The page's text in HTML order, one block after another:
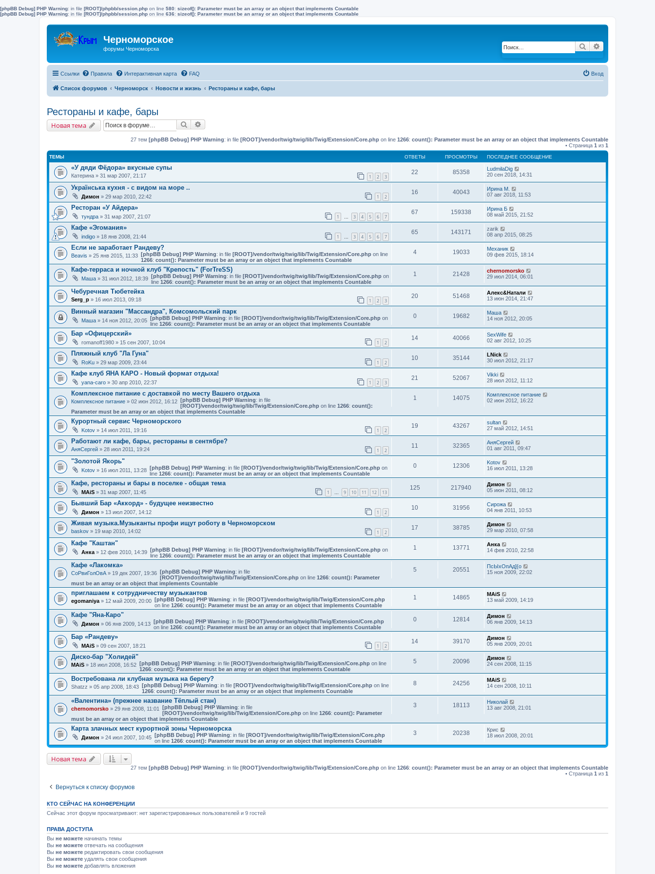
[phpBB Debug] PHP Warning: in file [ROOT]/phpbb/session.php on line 580: sizeof(): Parameter must be an array or an object that implements Countable
[phpBB Debug] PHP Warning: in file [ROOT]/phpbb/session.php on line 636: sizeof(): Parameter must be an array or an object that implements Countable
Черноморское
форумы Черноморска Поиск
Ссылки Правила Интерактивная карта FAQ Вход
Список форумов Черноморск Новости и жизнь Рестораны и кафе, бары
Рестораны и кафе, бары
Новая тема Поиск
27 тем [phpBB Debug] PHP Warning: in file [ROOT]/vendor/twig/twig/lib/Twig/Extension/Core.php on line 1266: count(): Parameter must be an array or an object that implements Countable
• Страница 1 из 1
ТЕМЫ ОТВЕТЫ ПРОСМОТРЫ ПОСЛЕДНЕЕ СООБЩЕНИЕ
«У дяди Фёдора» вкусные супы
Катерина » 31 мар 2007, 21:17 1 2 3
22 85358
LudmilaDig
20 сен 2018, 14:31
Українська кухня - с видом на море ..
Димон » 29 мар 2010, 22:42 1 2
16 40043
Ирина М.
07 авг 2018, 11:53
Ресторан «У Айдера»
тундра » 31 мар 2007, 21:07 1 3 4 5 6 7
67 159338
Ирина Б
08 май 2015, 21:52
Кафе «Эгомания»
indigo » 18 янв 2008, 21:44 1 3 4 5 6 7
65 143171
zarik
08 апр 2015, 08:25
Если не заработает Рандеву?
Beavis » 25 янв 2015, 11:33 [phpBB Debug] PHP Warning: in file [ROOT]/vendor/twig/twig/lib/Twig/Extension/Core.phpon line
1266: count(): Parameter must be an array or an object that implements Countable
4 19033
Механик
09 фев 2015, 18:14
Кафе-терраса и ночной клуб "Крепость" (ForTreSS)
Маша » 31 июл 2012, 18:39 [phpBB Debug] PHP Warning: in file [ROOT]/vendor/twig/twig/lib/Twig/Extension/Core.phpon
line 1266: count(): Parameter must be an array or an object that implements Countable
1 21428
chernomorsko
29 июл 2014, 06:01
Чебуречная Тюбетейка
Serg_p » 16 июл 2013, 09:18 1 2 3
20 51468
Алекс&Натали
13 июн 2014, 21:47
Винный магазин "Массандра", Комсомольский парк
Маша » 14 ноя 2012, 20:05 [phpBB Debug] PHP Warning: in file [ROOT]/vendor/twig/twig/lib/Twig/Extension/Core.phpon
line 1266: count(): Parameter must be an array or an object that implements Countable
0 19682
Маша
14 ноя 2012, 20:05
Бар «Офицерский»
romanoff1980 » 15 сен 2007, 10:04 1 2
14 40066
SexWife
02 авг 2012, 10:25
Пляжный клуб "Ла Гуна"
RoKu » 29 мар 2009, 23:44 1 2
10 35144
LNick
30 июл 2012, 21:17
Кафе клуб ЯНА КАРО - Новый формат отдыха!
yana-caro » 30 апр 2010, 22:37 1 2 3
21 52067
Vikki
28 июл 2012, 11:12
Комплексное питание с доставкой по месту Вашего отдыха
Комплексное питание » 02 июн 2012, 16:12 [phpBB Debug] PHP Warning: in file
[ROOT]/vendor/twig/twig/lib/Twig/Extension/Core.phpon line 1266: count():
Parameter must be an array or an object that implements Countable
1 14075
Комплексное питание
02 июн 2012, 16:22
Курортный сервис Черноморского
Kotov » 14 июл 2011, 19:16 1 2
19 43267
sultan
27 май 2012, 14:51
Работают ли кафе, бары, рестораны в сентябре?
АняСергей » 28 июл 2011, 19:24 1 2
11 32365
АняСергей
01 авг 2011, 09:47
"Золотой Якорь"
Kotov » 16 июл 2011, 13:28 [phpBB Debug] PHP Warning: in file [ROOT]/vendor/twig/twig/lib/Twig/Extension/Core.phpon
line 1266: count(): Parameter must be an array or an object that implements Countable
0 12306
Kotov
16 июл 2011, 13:28
Кафе, рестораны и бары в поселке - общая тема
MAiS » 31 мар 2007, 11:45 1 9 10 11 12 13
125 217940
Димон
05 июн 2011, 08:12
Бывший Бар «Аккорд» - будущее неизвестно
Димон » 13 июл 2007, 14:12 1 2
10 31956
Сирожа
04 янв 2011, 10:53
Живая музыка.Музыканты профи ищут роботу в Черноморском
baskov » 19 мар 2010, 14:02 1 2
17 38785
Димон
29 мар 2010, 07:58
Кафе "Каштан"
Анка » 12 фев 2010, 14:39 [phpBB Debug] PHP Warning: in file [ROOT]/vendor/twig/twig/lib/Twig/Extension/Core.phpon
line 1266: count(): Parameter must be an array or an object that implements Countable
1 13771
Анка
14 фев 2010, 22:58
Кафе «Лакомка»
СоРвиГолОвА » 19 дек 2007, 19:36 [phpBB Debug] PHP Warning: in file
[ROOT]/vendor/twig/twig/lib/Twig/Extension/Core.phpon line 1266: count(): Parameter
must be an array or an object that implements Countable
5 20551
ПсЫхОпАд]{о
15 ноя 2009, 22:02
приглашаем к сотрудничеству музыкантов
egomaniya » 12 май 2009, 20:00 [phpBB Debug] PHP Warning: in file [ROOT]/vendor/twig/twig/lib/Twig/Extension/Core.php
on line 1266: count(): Parameter must be an array or an object that implements Countable
1 14865
MAiS
13 май 2009, 14:19
Кафе "Яна-Каро"
Димон » 06 янв 2009, 14:13 [phpBB Debug] PHP Warning: in file [ROOT]/vendor/twig/twig/lib/Twig/Extension/Core.php
on line 1266: count(): Parameter must be an array or an object that implements Countable
0 12814
Димон
06 янв 2009, 14:13
Бар «Рандеву»
MAiS » 09 сен 2007, 18:21 1 2
14 39170
Димон
05 янв 2009, 20:01
Диско-бар "Холидей"
MAiS » 18 июл 2008, 16:52 [phpBB Debug] PHP Warning: in file [ROOT]/vendor/twig/twig/lib/Twig/Extension/Core.phpon line
1266: count(): Parameter must be an array or an object that implements Countable
5 20096
Димон
24 сен 2008, 11:15
Востребована ли клубная музыка на берегу?
Shatzz » 05 апр 2008, 18:43 [phpBB Debug] PHP Warning: in file [ROOT]/vendor/twig/twig/lib/Twig/Extension/Core.phpon line
1266: count(): Parameter must be an array or an object that implements Countable
8 24256
MAiS
14 сен 2008, 10:11
«Валентина» (прежнее название Тёплый стан)
chernomorsko » 29 янв 2008, 11:01 [phpBB Debug] PHP Warning: in file
[ROOT]/vendor/twig/twig/lib/Twig/Extension/Core.phpon line 1266: count(): Parameter
must be an array or an object that implements Countable
3 18113
Николай
13 авг 2008, 21:01
Карта злачных мест курортной зоны Черноморска
Димон » 24 июл 2007, 10:45 [phpBB Debug] PHP Warning: in file [ROOT]/vendor/twig/twig/lib/Twig/Extension/Core.php
on line 1266: count(): Parameter must be an array or an object that implements Countable
3 20238
Крис
18 июл 2008, 20:01
Новая тема
27 тем [phpBB Debug] PHP Warning: in file [ROOT]/vendor/twig/twig/lib/Twig/Extension/Core.php on line 1266: count(): Parameter must be an array or an object that implements Countable
• Страница 1 из 1
Вернуться к списку форумов
КТО СЕЙЧАС НА КОНФЕРЕНЦИИ
Сейчас этот форум просматривают: нет зарегистрированных пользователей и 9 гостей
ПРАВА ДОСТУПА
Вы не можете начинать темы
Вы не можете отвечать на сообщения
Вы не можете редактировать свои сообщения
Вы не можете удалять свои сообщения
Вы не можете добавлять вложения